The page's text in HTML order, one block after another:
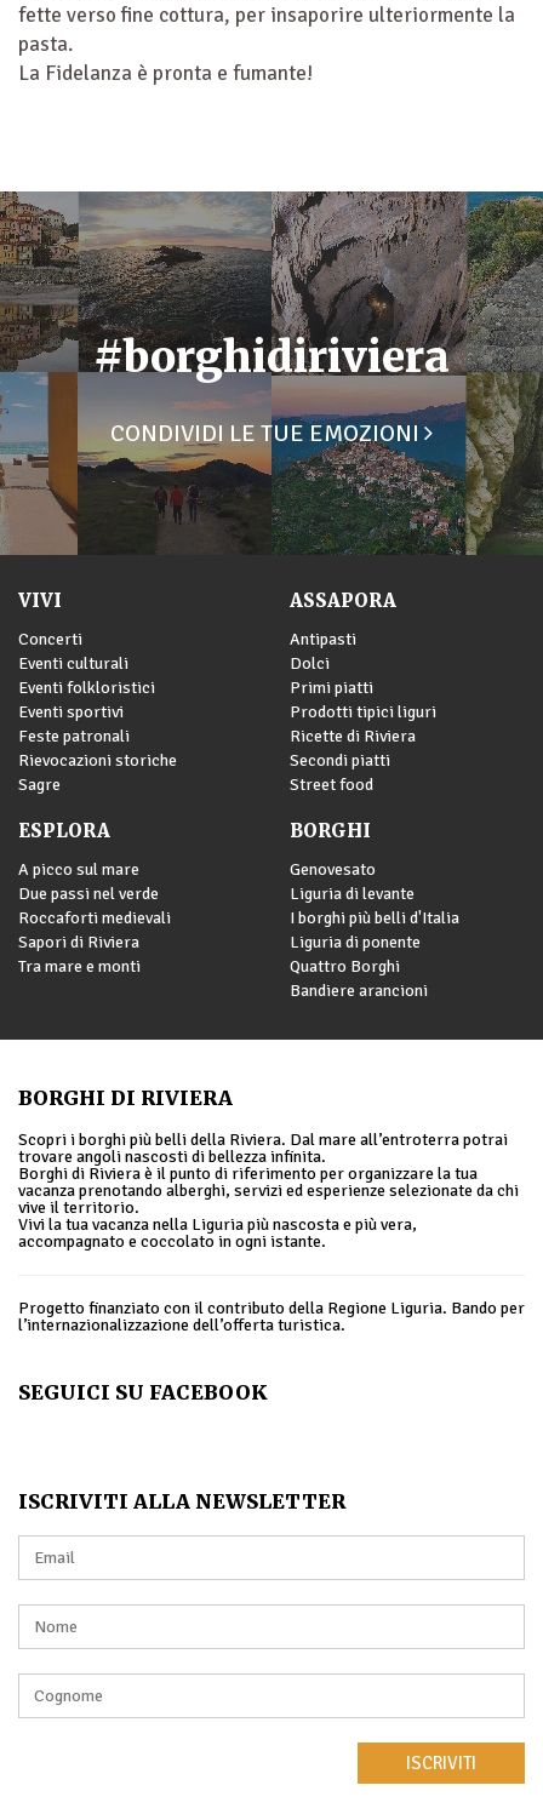
fette verso fine cottura, per insaporire ulteriormente la
pasta.
La Fidelanza è pronta e fumante!
#borghidiriviera
CONDIVIDI LE TUE EMOZIONI
VIVI
Concerti
Eventi culturali
Eventi folkloristici
Eventi sportivi
Feste patronali
Rievocazioni storiche
Sagre
ASSAPORA
Antipasti
Dolci
Primi piatti
Prodotti tipici liguri
Ricette di Riviera
Secondi piatti
Street food
ESPLORA
A picco sul mare
Due passi nel verde
Roccaforti medievali
Sapori di Riviera
Tra mare e monti
BORGHI
Genovesato
Liguria di levante
I borghi più belli d'Italia
Liguria di ponente
Quattro Borghi
Bandiere arancioni
BORGHI DI RIVIERA
Scopri i borghi più belli della Riviera. Dal mare all’entroterra potrai
trovare angoli nascosti di bellezza infinita.
Borghi di Riviera è il punto di riferimento per organizzare la tua
vacanza prenotando alberghi, servizi ed esperienze selezionate da chi
vive il territorio.
Vivi la tua vacanza nella Liguria più nascosta e più vera,
accompagnato e coccolato in ogni istante.
Progetto finanziato con il contributo della Regione Liguria. Bando per
l’internazionalizzazione dell’offerta turistica.
SEGUICI SU FACEBOOK
ISCRIVITI ALLA NEWSLETTER
ISCRIVITI